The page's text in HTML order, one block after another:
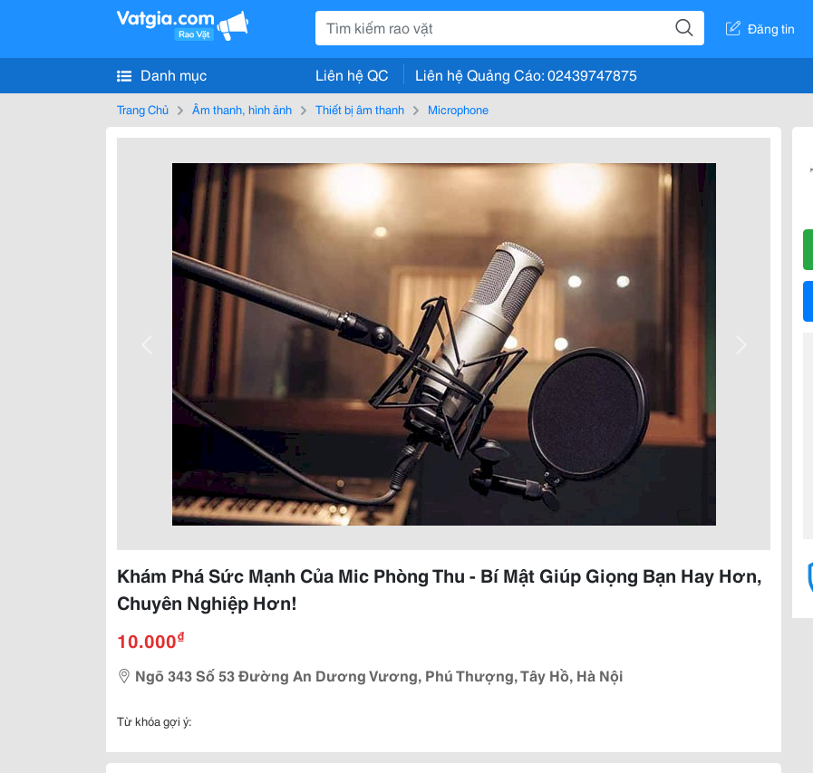
Đăng tin
Danh mục Liên hệ QC Liên hệ Quảng Cáo: 02439747875
Trang Chủ Âm thanh, hình ảnh Thiết bị âm thanh Microphone
Khám Phá Sức Mạnh Của Mic Phòng Thu - Bí Mật Giúp Giọng Bạn Hay Hơn,
Chuyên Nghiệp Hơn!
10.000₫
Ngõ 343 Số 53 Đường An Dương Vương, Phú Thượng, Tây Hồ, Hà Nội
Từ khóa gợi ý: